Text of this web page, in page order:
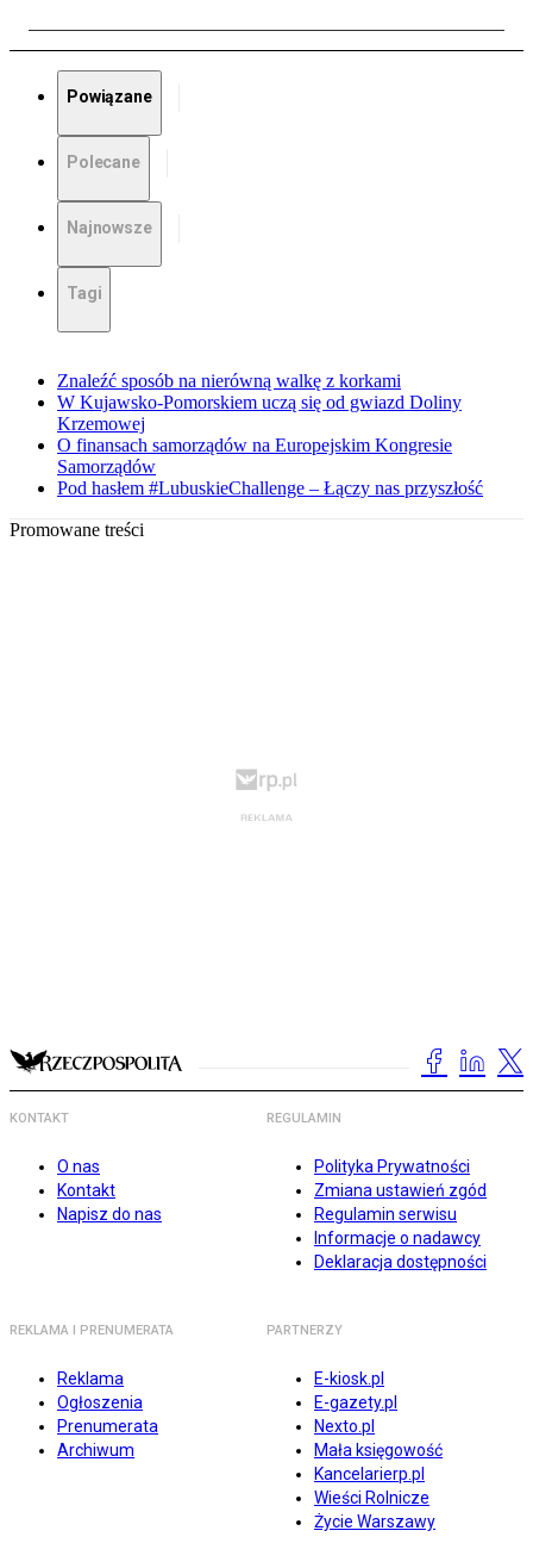
Powiązane
Polecane
Najnowsze
Tagi
Znaleźć sposób na nierówną walkę z korkami
W Kujawsko-Pomorskiem uczą się od gwiazd Doliny
Krzemowej
O finansach samorządów na Europejskim Kongresie
Samorządów
Pod hasłem #LubuskieChallenge – Łączy nas przyszłość
Promowane treści
KONTAKT
O nas
Kontakt
Napisz do nas
REGULAMIN
Polityka Prywatności
Zmiana ustawień zgód
Regulamin serwisu
Informacje o nadawcy
Deklaracja dostępności
REKLAMA I PRENUMERATA
Reklama
Ogłoszenia
Prenumerata
Archiwum
PARTNERZY
E-kiosk.pl
E-gazety.pl
Nexto.pl
Mała księgowość
Kancelarierp.pl
Wieści Rolnicze
Życie Warszawy